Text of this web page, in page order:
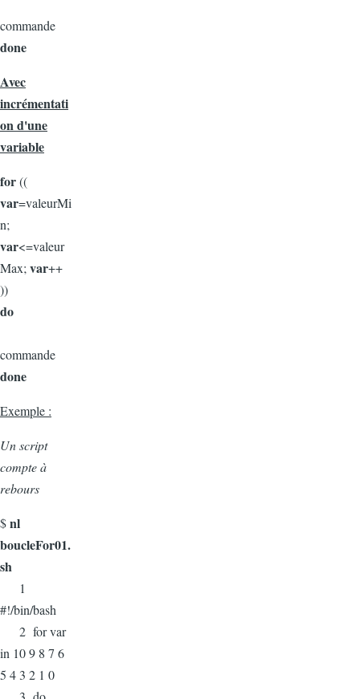
commande
done
Avec
incrémentati
on d'une
variable
for((
var=valeurMi
n;
var<=valeur
Max; var++
))
do
commande
done
Exemple :
Un script
compte à
rebours
$nl
boucleFor01.
sh
1
#!/bin/bash
2 for var
in 10 9 8 7 6
5 4 3 2 1 0